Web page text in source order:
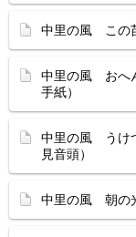
中里の風 この
中里の風 おへ
手紙）
中里の風 うけ
見音頭）
中里の風 朝の